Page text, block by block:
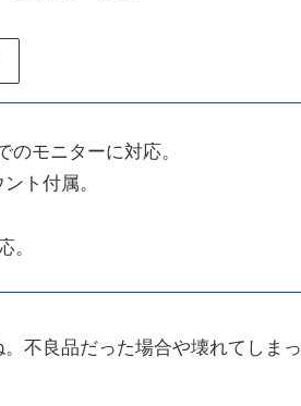
モニターに対応。
ト付属。
不良品だった場合や壊れてしま